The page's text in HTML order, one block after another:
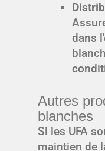
dans
Autres
blanches
Si les UFA
maintien de